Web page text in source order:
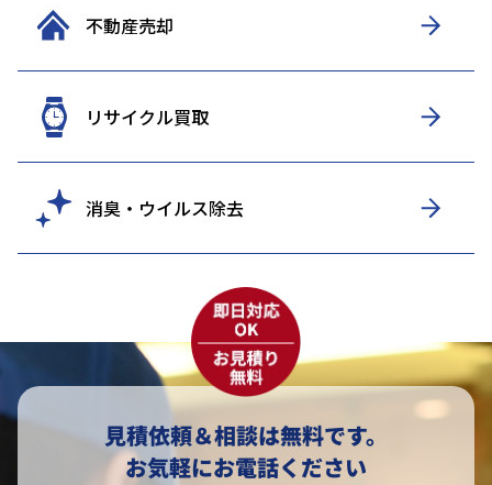
不動産売却
リサイクル買取
消臭・ウイルス除去
見積依頼＆相談は無料です。
お気軽にお電話ください